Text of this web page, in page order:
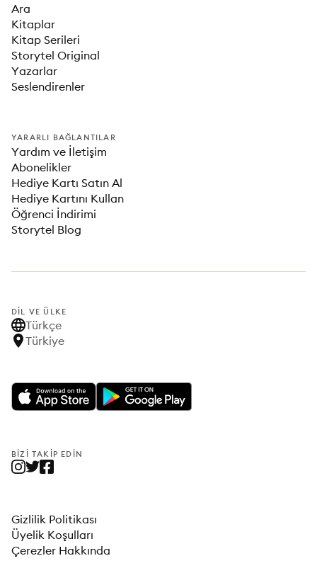
Ara
Kitaplar
Kitap Serileri
Storytel Original
Yazarlar
Seslendirenler
YARARLI BAĞLANTILAR
Yardım ve İletişim
Abonelikler
Hediye Kartı Satın Al
Hediye Kartını Kullan
Öğrenci İndirimi
Storytel Blog
DIL VE ÜLKE
Türkçe
Türkiye
BIZI TAKIP EDIN
Gizlilik Politikası
Üyelik Koşulları
Çerezler Hakkında